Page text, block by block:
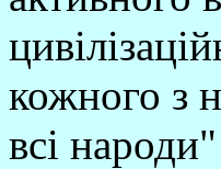
кожного з
всі